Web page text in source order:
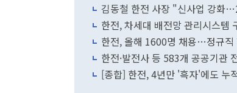
김동철 한전 사장 "신사업 강화
한전, 차세대 배전망 관리시스
한전, 올해 1600명 채용…정규직
한전·발전사 등 583개 공공기관
[종합] 한전, 4년만 '흑자'에도